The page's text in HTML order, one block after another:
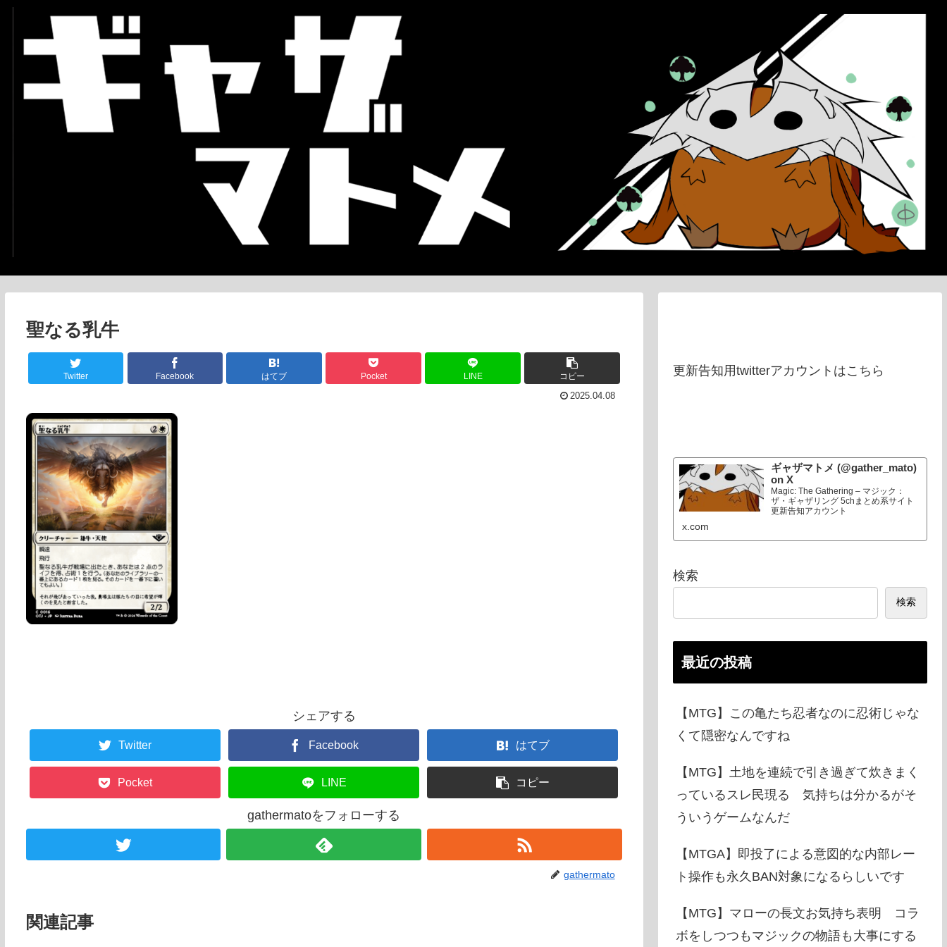
聖なる乳牛
Twitter Facebook はてブ Pocket LINE コピー
2025.04.08
シェアする
Twitter Facebook はてブ
Pocket LINE コピー
gathermatoをフォローする
gathermato
関連記事
更新告知用twitterアカウントはこちら
ギャザマトメ (@gather_mato)
on X
Magic: The Gathering – マジック：
ザ・ギャザリング 5chまとめ系サイト
更新告知アカウント
x.com
検索
検索
最近の投稿
【MTG】この亀たち忍者なのに忍術じゃな
くて隠密なんですね
【MTG】土地を連続で引き過ぎて炊きまく
っているスレ民現る 気持ちは分かるがそ
ういうゲームなんだ
【MTGA】即投了による意図的な内部レー
ト操作も永久BAN対象になるらしいです
【MTG】マローの長文お気持ち表明 コラ
ボをしつつもマジックの物語も大事にする